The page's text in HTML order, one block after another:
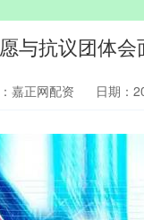
与抗议团体
嘉正网配资 日期：